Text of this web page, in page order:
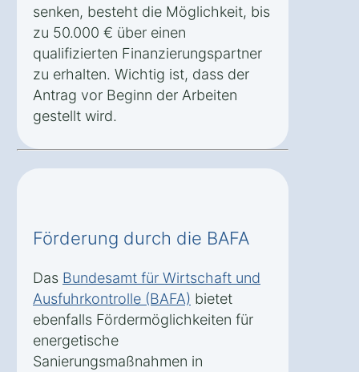
senken, besteht die Möglichkeit, bis
zu 50.000 € über einen
qualifizierten Finanzierungspartner
zu erhalten. Wichtig ist, dass der
Antrag vor Beginn der Arbeiten
gestellt wird.
Förderung durch die BAFA
Das Bundesamt für Wirtschaft und
Ausfuhrkontrolle (BAFA) bietet
ebenfalls Fördermöglichkeiten für
energetische
Sanierungsmaßnahmen in